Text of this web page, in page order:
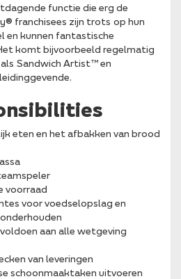
functie die erg de
franchisees zijn trots op hun
en kunnen fantastische
komt bijvoorbeeld regelmatig
Sandwich Artist™ en
eten en het afbakken van brood
voorraad
voor voedselopslag en
aan alle wetgeving
van leveringen
schoonmaaktaken uitvoeren